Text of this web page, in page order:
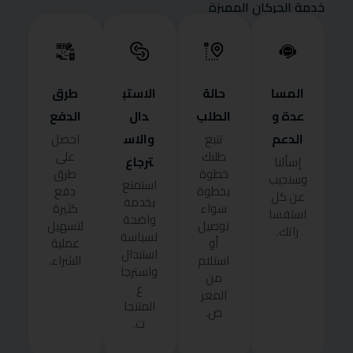
خدمة الحركان المميزة
المسا
عدة و
الدعم
إسألنا
وسنجيب
عن كل
استفسا
راتك.
حالة
الطلب
تتبع
طلبك
خطوة
بخطوة
سواء
توصيل
أو
استلام
من
المعر
ض.
الاستب
دال
والاس
ترجاع
استمتع
بخدمة
واضحة
لسياسة
استبدال
واسترجا
ع
المنتجا
ت.
طرق
الدفع
احصل
على
طرق
دفع
كثيرة
لتسهيل
عملية
الشراء.